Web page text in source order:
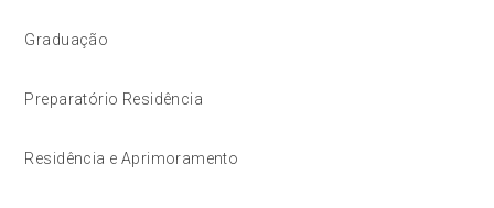
Graduação
Preparatório Residência
Residência e Aprimoramento